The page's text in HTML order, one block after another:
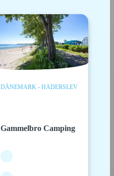
DÄNEMARK - HADERSLEV
Gammelbro Camping